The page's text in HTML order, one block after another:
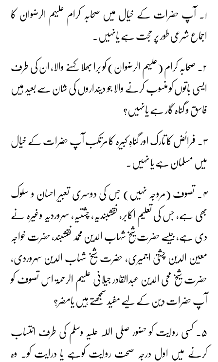
۱۔ آپ حضرات کے خیال میں صحابہ کرام علیہم الرضوان کا
اجماع شرعی طور پر حجت ہے یانہیں۔
۲۔ صحابہ کرام (علیہم الرضوان) کو برا بھلا کہنے والا، ان کی طرف
ایسی باتوں کو منسوب کرنے والا جو دینداروں کی شان سے بعید ہیں
فاسق و گناہ گار ہے یانہیں؟
۳۔ فرائض کا تارک اور گناہِ کبیرہ کا مرتکب آپ حضرات کے خیال
میں مسلمان ہے یا نہیں۔
۴۔ تصوف (مروجہ نہیں) جس کی دوسری تعبیر احسان و سلوک
بھی ہے، جس کی تعلیم اکابر، نقشبندیہ، چشتیہ، سہروردیہ وغیرہ نے
دی ہے، جیسے حضرت شیخ شہاب الدین محمد نقشبند، حضرت خواجہ
معین الدین چشتی اجمیری، حضرت شیخ شہاب الدین سہروردی،
حضرت شیخ محی الدین عبدالقادر جیلانی علیہم الرحمۃ اس تصوف کو
آپ حضرات دین کے لیے مفید سمجھتے ہیں یامضر؟
۵۔ کسی روایت کو حضور صلی اللہ علیہ وسلم کی طرف انتساب
کرنے میں اول درجہ صحت روایت کوہے یا درایت کو۔ وہ